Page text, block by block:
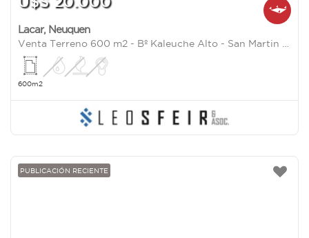
Lacar, Neuquen
600m2
PUBLICACIÓN RECIENTE